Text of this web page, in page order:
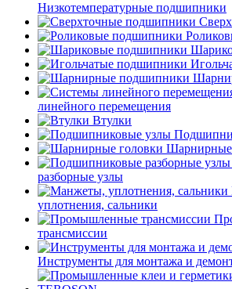
Низкотемпературные подшипники
линейного перемещения
Втулки
Шарнирные
разборные узлы
уплотнения, сальники
трансмиссии
Инструменты для монтажа и